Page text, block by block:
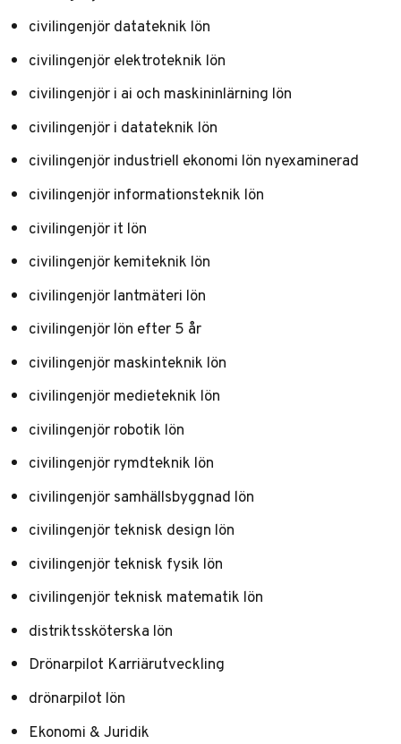
civilingenjör datateknik lön
civilingenjör elektroteknik lön
civilingenjör i ai och maskininlärning lön
civilingenjör i datateknik lön
civilingenjör industriell ekonomi lön nyexaminerad
civilingenjör informationsteknik lön
civilingenjör it lön
civilingenjör kemiteknik lön
civilingenjör lantmäteri lön
civilingenjör lön efter 5 år
civilingenjör maskinteknik lön
civilingenjör medieteknik lön
civilingenjör robotik lön
civilingenjör rymdteknik lön
civilingenjör samhällsbyggnad lön
civilingenjör teknisk design lön
civilingenjör teknisk fysik lön
civilingenjör teknisk matematik lön
distriktssköterska lön
Drönarpilot Karriärutveckling
drönarpilot lön
Ekonomi & Juridik